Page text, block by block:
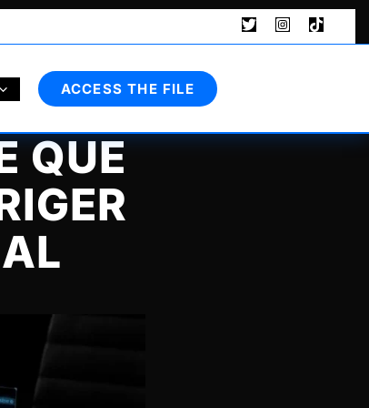
Rechercher
ACCESS THE FILE
QUE